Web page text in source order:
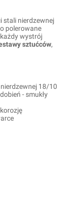
stali nierdzewnej
polerowane
wystrój
sztućców,
18/10
- smukły